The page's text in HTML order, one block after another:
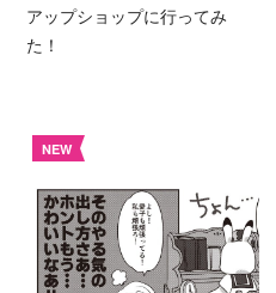
アップショップに行ってみ
た！
NEW